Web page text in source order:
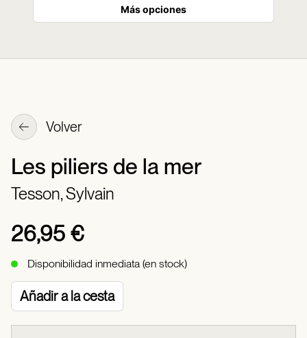
Más opciones
Volver
Les piliers de la mer
Tesson, Sylvain
26,95 €
Disponibilidad inmediata (en stock)
Añadir a la cesta